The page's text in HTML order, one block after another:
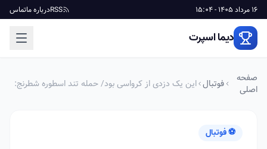
16 مرداد 1405 - 15:04 RSSدرباره ماتماس
دیما اسپرت
صفحه
اصلی
فوتبال این یک دزدی از کرواسی بود/ حمله تند اسطوره شطرنج:
⚽ فوتبال